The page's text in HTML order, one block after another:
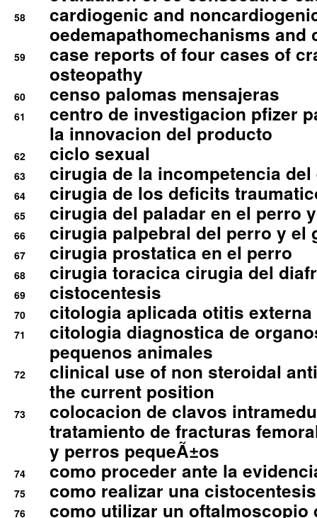
58
cardiogenic and
oedemapathomechanisms and
59
case reports of four cases of
osteopathy
60 censo palomas mensajeras
61
centro de investigacion pfizer
la innovacion del producto
62 ciclo sexual
63 cirugia de la incompetencia
64 cirugia de los deficits
65 cirugia del paladar en el perro
66 cirugia palpebral del perro y el
67 cirugia prostatica en el perro
68 cirugia toracica cirugia del
69 cistocentesis
70 citologia aplicada otitis externa
71
citologia diagnostica de
pequenos animales
72
clinical use of non steroidal
the current position
73
colocacion de clavos
tratamiento de fracturas
y perros pequeÃ±os
74 como proceder ante la
75 como realizar una
76 como utilizar un oftalmoscopio